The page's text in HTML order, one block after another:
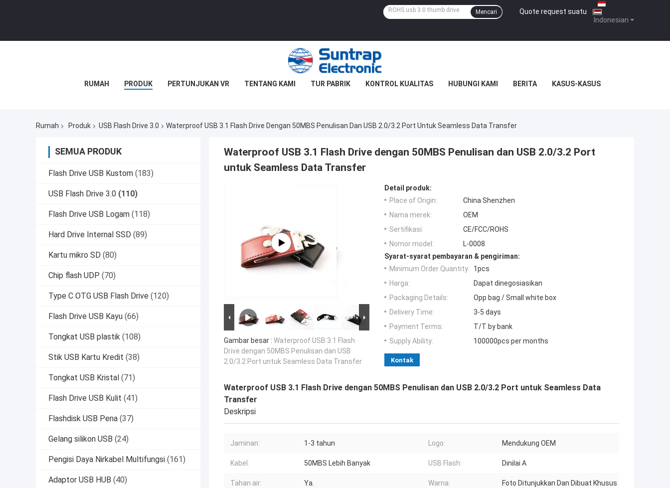
Indonesian
Quote request suatu |
Mencari
RUMAH PRODUK PERTUNJUKAN VR TENTANG KAMI TUR PABRIK KONTROL KUALITAS HUBUNGI KAMI BERITA KASUS-KASUS
Rumah Produk USB Flash Drive 3.0 Waterproof USB 3.1 Flash Drive Dengan 50MBS Penulisan Dan USB 2.0/3.2 Port Untuk Seamless Data Transfer
SEMUA PRODUK
Flash Drive USB Kustom (183)
USB Flash Drive 3.0 (110)
Flash Drive USB Logam (118)
Hard Drive Internal SSD (89)
Kartu mikro SD (80)
Chip flash UDP (70)
Type C OTG USB Flash Drive (120)
Flash Drive USB Kayu (66)
Tongkat USB plastik (108)
Stik USB Kartu Kredit (38)
Tongkat USB Kristal (71)
Flash Drive USB Kulit (41)
Flashdisk USB Pena (37)
Gelang silikon USB (24)
Pengisi Daya Nirkabel Multifungsi (161)
Adaptor USB HUB (40)
Waterproof USB 3.1 Flash Drive dengan 50MBS Penulisan dan USB 2.0/3.2 Port
untuk Seamless Data Transfer
Gambar besar : Waterproof USB 3.1 Flash
Drive dengan 50MBS Penulisan dan USB
2.0/3.2 Port untuk Seamless Data Transfer
Detail produk:
Place of Origin:
China Shenzhen
Nama merek:
OEM
Sertifikasi:
CE/FCC/ROHS
Nomor model:
L-0008
Syarat-syarat pembayaran & pengiriman:
Minimum Order Quantity:
1pcs
Harga:
Dapat dinegosiasikan
Packaging Details:
Opp bag / Small white box
Delivery Time:
3-5 days
Payment Terms:
T/T by bank
Supply Ability:
100000pcs per months
Kontak
Waterproof USB 3.1 Flash Drive dengan 50MBS Penulisan dan USB 2.0/3.2 Port untuk Seamless Data
Transfer
Deskripsi
Jaminan: 1-3 tahun Logo: Mendukung OEM
Kabel: 50MBS Lebih Banyak USB Flash: Dinilai A
Tahan air: Ya. Warna: Foto Ditunjukkan Dan Dibuat Khusus